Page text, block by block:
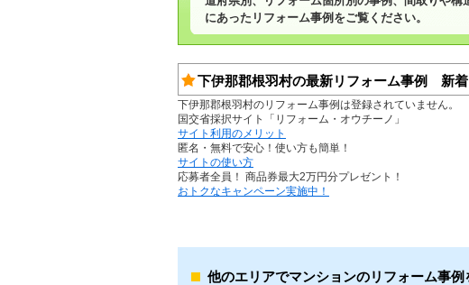
にあったリフォーム事例をご覧ください。
下伊那郡根羽村の最新リフォーム事例 新着
下伊那郡根羽村のリフォーム事例は登録されていません。
国交省採択サイト「リフォーム・オウチーノ」
サイト利用のメリット
匿名・無料で安心！使い方も簡単！
サイトの使い方
応募者全員！ 商品券最大2万円分プレゼント！
おトクなキャンペーン実施中！
他のエリアでマンションのリフォーム事例